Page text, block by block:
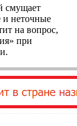
смущает
и неточные
на вопрос,
при